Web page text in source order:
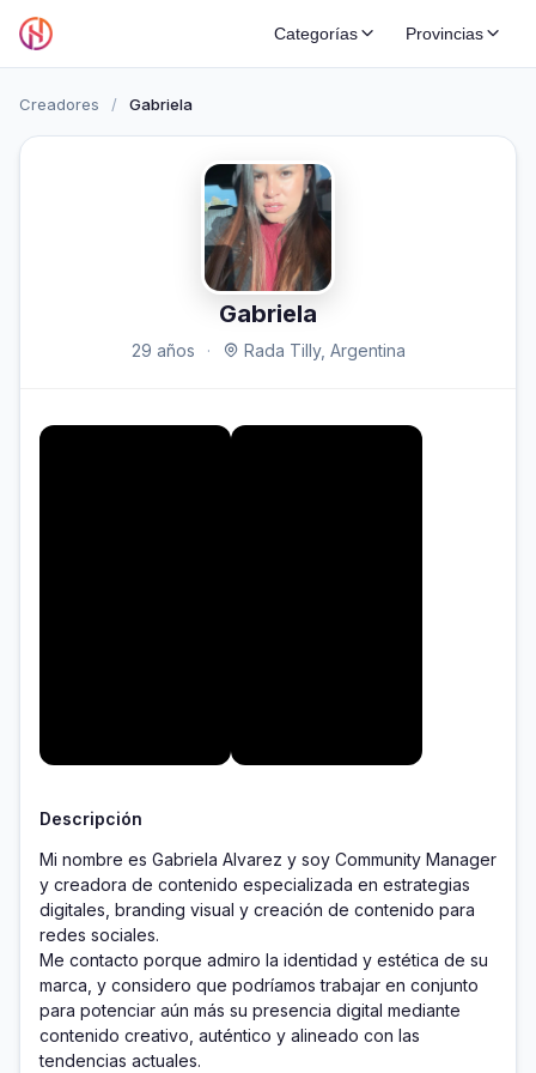
Categorías Provincias
Creadores / Gabriela
Gabriela
29 años · Rada Tilly, Argentina
Descripción
Mi nombre es Gabriela Alvarez y soy Community Manager
y creadora de contenido especializada en estrategias
digitales, branding visual y creación de contenido para
redes sociales.
Me contacto porque admiro la identidad y estética de su
marca, y considero que podríamos trabajar en conjunto
para potenciar aún más su presencia digital mediante
contenido creativo, auténtico y alineado con las